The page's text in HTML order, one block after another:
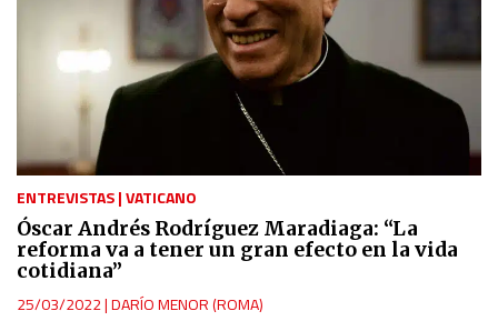
ENTREVISTAS|VATICANO
Óscar Andrés Rodríguez Maradiaga: “La
reforma va a tener un gran efecto en la vida
cotidiana”
25/03/2022|DARÍO MENOR (ROMA)